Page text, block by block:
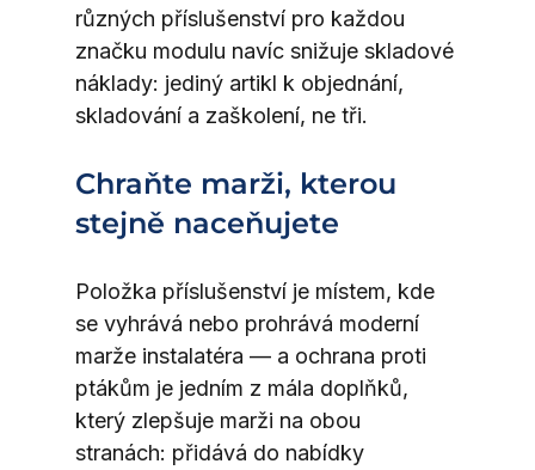
různých příslušenství pro každou
značku modulu navíc snižuje skladové
náklady: jediný artikl k objednání,
skladování a zaškolení, ne tři.
Chraňte marži, kterou
stejně naceňujete
Položka příslušenství je místem, kde
se vyhrává nebo prohrává moderní
marže instalatéra — a ochrana proti
ptákům je jedním z mála doplňků,
který zlepšuje marži na obou
stranách: přidává do nabídky